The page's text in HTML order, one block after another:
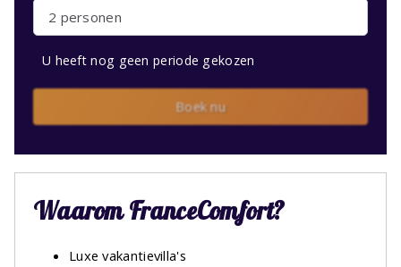
2 personen
U heeft nog geen periode gekozen
Boek nu
Waarom FranceComfort?
Luxe vakantievilla's